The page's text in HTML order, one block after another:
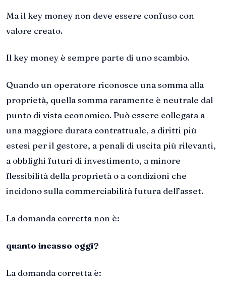
Ma il key money non deve essere confuso con
valore creato.
Il key money è sempre parte di uno scambio.
Quando un operatore riconosce una somma alla
proprietà, quella somma raramente è neutrale dal
punto di vista economico. Può essere collegata a
una maggiore durata contrattuale, a diritti più
estesi per il gestore, a penali di uscita più rilevanti,
a obblighi futuri di investimento, a minore
flessibilità della proprietà o a condizioni che
incidono sulla commerciabilità futura dell’asset.
La domanda corretta non è:
quanto incasso oggi?
La domanda corretta è: